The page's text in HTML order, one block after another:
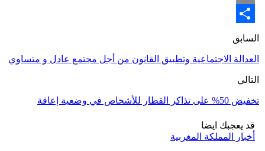
Email
Share
السابق
العدالة الاجتماعية وتطبيق القانون من أجل مجتمع عادل و متساوي
التالي
تخفيض 50% على تذاكر القطار للأشخاص في وضعية إعاقة
قد يعجبك ايضا
أخبار المملكة المغربية